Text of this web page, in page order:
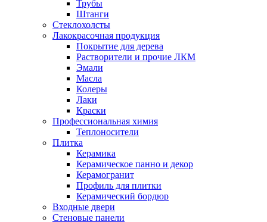
Трубы
Штанги
Стеклохолсты
Лакокрасочная продукция
Покрытие для дерева
Растворители и прочие ЛКМ
Эмали
Масла
Колеры
Лаки
Краски
Профессиональная химия
Теплоносители
Плитка
Керамика
Керамическое панно и декор
Керамогранит
Профиль для плитки
Керамический бордюр
Входные двери
Стеновые панели